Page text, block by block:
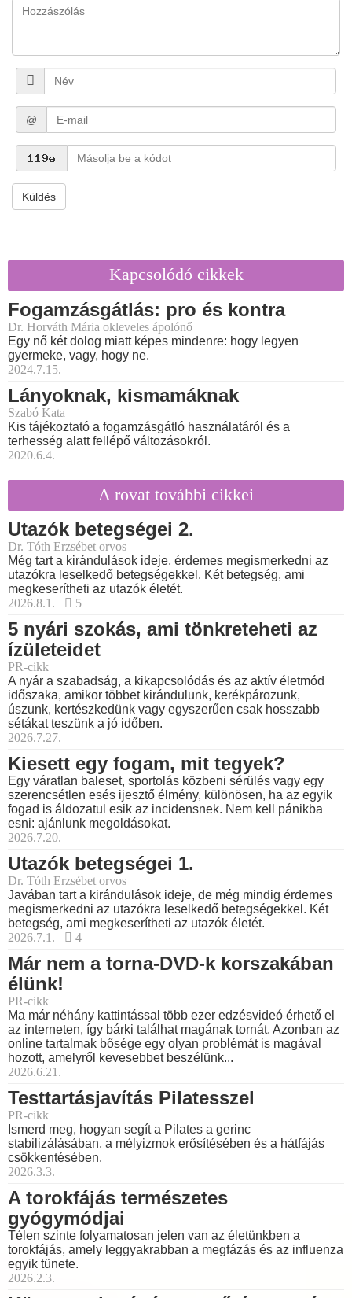
@
Küldés
Kapcsolódó cikkek
Fogamzásgátlás: pro és kontra
Dr. Horváth Mária okleveles ápolónő
Egy nő két dolog miatt képes mindenre: hogy legyen
gyermeke, vagy, hogy ne.
2024.7.15.
Lányoknak, kismamáknak
Szabó Kata
Kis tájékoztató a fogamzásgátló használatáról és a
terhesség alatt fellépő változásokról.
2020.6.4.
A rovat további cikkei
Utazók betegségei 2.
Dr. Tóth Erzsébet orvos
Még tart a kirándulások ideje, érdemes megismerkedni az
utazókra leselkedő betegségekkel. Két betegség, ami
megkeserítheti az utazók életét.
2026.8.1.
5
5 nyári szokás, ami tönkreteheti az
ízületeidet
PR-cikk
A nyár a szabadság, a kikapcsolódás és az aktív életmód
időszaka, amikor többet kirándulunk, kerékpározunk,
úszunk, kertészkedünk vagy egyszerűen csak hosszabb
sétákat teszünk a jó időben.
2026.7.27.
Kiesett egy fogam, mit tegyek?
Egy váratlan baleset, sportolás közbeni sérülés vagy egy
szerencsétlen esés ijesztő élmény, különösen, ha az egyik
fogad is áldozatul esik az incidensnek. Nem kell pánikba
esni: ajánlunk megoldásokat.
2026.7.20.
Utazók betegségei 1.
Dr. Tóth Erzsébet orvos
Javában tart a kirándulások ideje, de még mindig érdemes
megismerkedni az utazókra leselkedő betegségekkel. Két
betegség, ami megkeserítheti az utazók életét.
2026.7.1.
4
Már nem a torna-DVD-k korszakában
élünk!
PR-cikk
Ma már néhány kattintással több ezer edzésvideó érhető el
az interneten, így bárki találhat magának tornát. Azonban az
online tartalmak bősége egy olyan problémát is magával
hozott, amelyről kevesebbet beszélünk...
2026.6.21.
Testtartásjavítás Pilatesszel
PR-cikk
Ismerd meg, hogyan segít a Pilates a gerinc
stabilizálásában, a mélyizmok erősítésében és a hátfájás
csökkentésében.
2026.3.3.
A torokfájás természetes
gyógymódjai
Télen szinte folyamatosan jelen van az életünkben a
torokfájás, amely leggyakrabban a megfázás és az influenza
egyik tünete.
2026.2.3.